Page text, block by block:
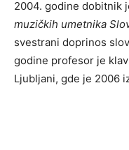
2004. godine dobitnik
muzičkih umetnika
svestrani doprinos
godine profesor je
Ljubljani, gde je 2006